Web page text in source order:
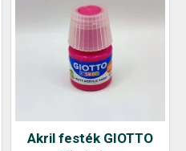
Akril festék GIOTTO